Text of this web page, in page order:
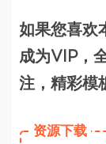
如果您喜欢
成为VIP，
注，精彩模
资源下载